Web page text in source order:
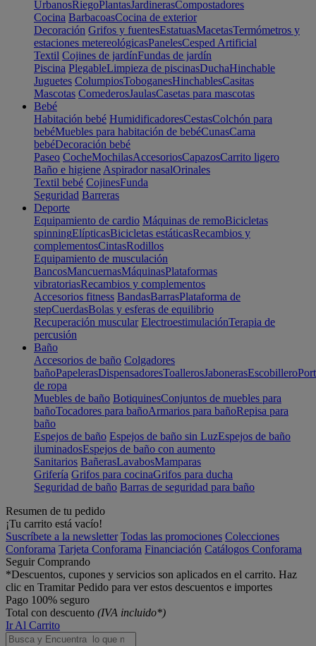
UrbanosRiegoPlantasJardinerasCompostadores
Cocina BarbacoasCocina de exterior
Decoración Grifos y fuentesEstatuasMacetasTermómetros y
estaciones metereológicasPanelesCesped Artificial
Textil Cojines de jardínFundas de jardín
Piscina PlegableLimpieza de piscinasDuchaHinchable
Juguetes ColumpiosToboganesHinchablesCasitas
Mascotas ComederosJaulasCasetas para mascotas
Bebé
Habitación bebé HumidificadoresCestasColchón para
bebéMuebles para habitación de bebéCunasCama
bebéDecoración bebé
Paseo CocheMochilasAccesoriosCapazosCarrito ligero
Baño e higiene Aspirador nasalOrinales
Textil bebé CojinesFunda
Seguridad Barreras
Deporte
Equipamiento de cardio Máquinas de remoBicicletas
spinningElípticasBicicletas estáticasRecambios y
complementosCintasRodillos
Equipamiento de musculación
BancosMancuernasMáquinasPlataformas
vibratoriasRecambios y complementos
Accesorios fitness BandasBarrasPlataforma de
stepCuerdasBolas y esferas de equilibrio
Recuperación muscular ElectroestimulaciónTerapia de
percusión
Baño
Accesorios de baño Colgadores
bañoPapelerasDispensadoresToallerosJabonerasEscobillero
de ropa
Muebles de baño BotiquinesConjuntos de muebles para
bañoTocadores para bañoArmarios para bañoRepisa para
baño
Espejos de baño Espejos de baño sin LuzEspejos de baño
iluminadosEspejos de baño con aumento
Sanitarios BañerasLavabosMamparas
Grifería Grifos para cocinaGrifos para ducha
Seguridad de baño Barras de seguridad para baño
Resumen de tu pedido
¡Tu carrito está vacío!
Suscríbete a la newsletter Todas las promociones Colecciones
Conforama Tarjeta Conforama Financiación Catálogos Conforama
Seguir Comprando
*Descuentos, cupones y servicios son aplicados en el carrito. Haz
clic en Tramitar Pedido para ver estos descuentos e importes
Pago 100% seguro
Total con descuento (IVA incluido*)
Ir Al Carrito